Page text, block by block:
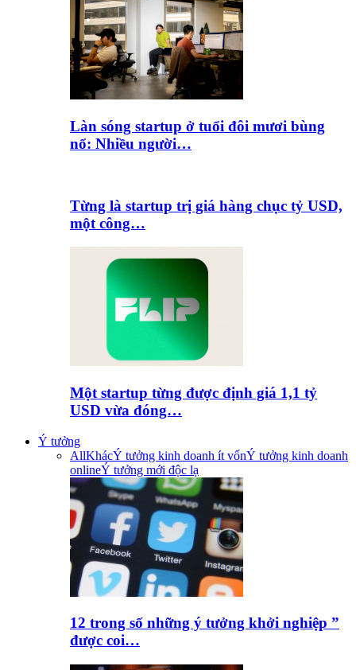
Làn sóng startup ở tuổi đôi mươi bùng
nổ: Nhiều người…
Từng là startup trị giá hàng chục tỷ USD,
một công…
Một startup từng được định giá 1,1 tỷ
USD vừa đóng…
Ý tưởng
AllKhácÝ tưởng kinh doanh ít vốnÝ tưởng kinh doanh
onlineÝ tưởng mới độc lạ
12 trong số những ý tưởng khởi nghiệp ”
được coi…